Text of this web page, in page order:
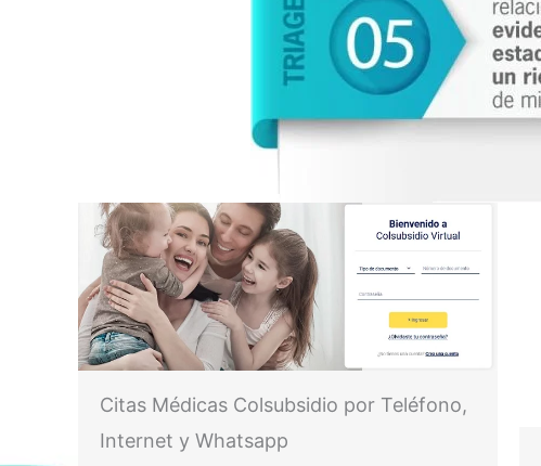
Citas Médicas Colsubsidio por Teléfono,
Internet y Whatsapp